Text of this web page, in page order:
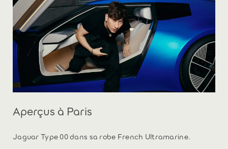
Aperçus à Paris
Jaguar Type 00 dans sa robe French Ultramarine.